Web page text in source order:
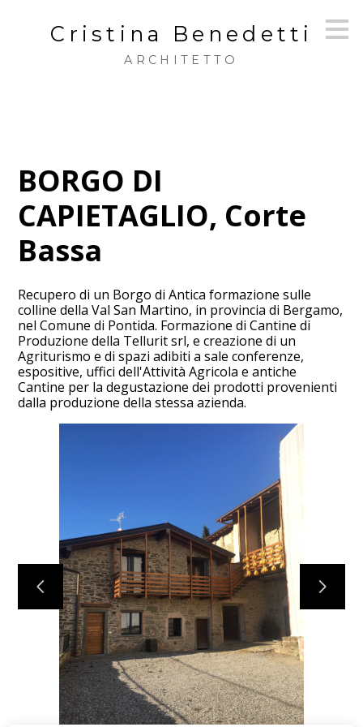
contenutiCristina Benedetti
ARCHITETTO
CONTATTO
BORGO DI
CAPIETAGLIO, Corte
Bassa
Recupero di un Borgo di Antica formazione sulle
colline della Val San Martino, in provincia di Bergamo,
nel Comune di Pontida. Formazione di Cantine di
Produzione della Tellurit srl, e creazione di un
Agriturismo e di spazi adibiti a sale conferenze,
espositive, uffici dell'Attività Agricola e antiche
Cantine per la degustazione dei prodotti provenienti
dalla produzione della stessa azienda.